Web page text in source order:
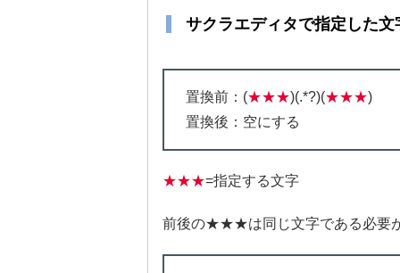
サクラエディタで指定した
置換前：(★★★)(.*?)(★★★)
置換後：空にする
★★★=指定する文字
前後の★★★は同じ文字である必要が